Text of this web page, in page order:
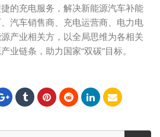
的充电服务，解决新能源汽车补能
汽车销售商、充电运营商、电力电
产业相关方，以全局思维为各相关
业链条，助力国家“双碳”目标。